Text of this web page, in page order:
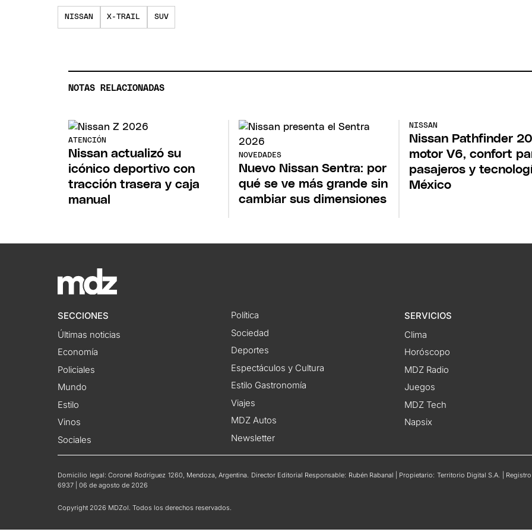
NISSAN X-TRAIL SUV
NOTAS RELACIONADAS
ATENCIÓN
Nissan actualizó su
icónico deportivo con
tracción trasera y caja
manual
NOVEDADES
Nuevo Nissan Sentra: por
qué se ve más grande sin
cambiar sus dimensiones
NISSAN
Nissan Pathfinder
motor V6, confort
pasajeros y
México
SECCIONES
Últimas noticias
Economía
Policiales
Mundo
Estilo
Vinos
Sociales
Política
Sociedad
Deportes
Espectáculos y Cultura
Estilo Gastronomía
Viajes
MDZ Autos
Newsletter
SERVICIOS
Clima
Horóscopo
MDZ Radio
Juegos
MDZ Tech
Napsix
Domicilio legal: Coronel Rodríguez 1260, Mendoza, Argentina. Director Editorial Responsable: Rubén Rabanal | Propietario: Territorio Digital S.A. |
6937 | 06 de agosto de 2026
Copyright 2026 MDZol. Todos los derechos reservados.